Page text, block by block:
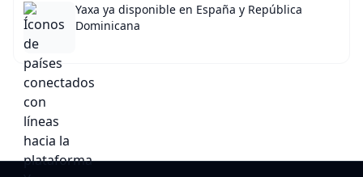
Yaxa ya disponible en España y República
Dominicana